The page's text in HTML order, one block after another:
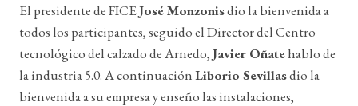
El presidente de FICEJosé Monzonisdio la bienvenida a
todos los participantes, seguido el Director del Centro
tecnológico del calzado de Arnedo,Javier Oñatehablo de
la industria 5.0. A continuaciónLiborio Sevillasdio la
bienvenida a su empresa y enseño las instalaciones,